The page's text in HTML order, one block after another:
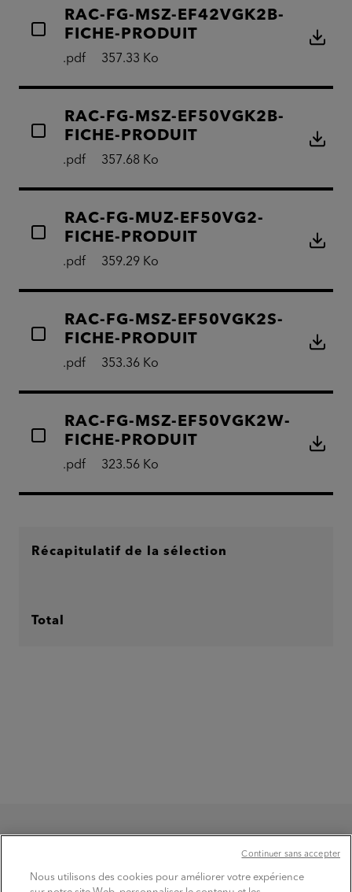
RAC-FG-MSZ-EF42VGK2B-
FICHE-PRODUIT
.pdf 357.33 Ko
RAC-FG-MSZ-EF50VGK2B-
FICHE-PRODUIT
.pdf 357.68 Ko
RAC-FG-MUZ-EF50VG2-
FICHE-PRODUIT
.pdf 359.29 Ko
RAC-FG-MSZ-EF50VGK2S-
FICHE-PRODUIT
.pdf 353.36 Ko
RAC-FG-MSZ-EF50VGK2W-
FICHE-PRODUIT
.pdf 323.56 Ko
Récapitulatif de la sélection
Total
Nous utilisons des cookies pour améliorer votre expérience
Continuer sans accepter